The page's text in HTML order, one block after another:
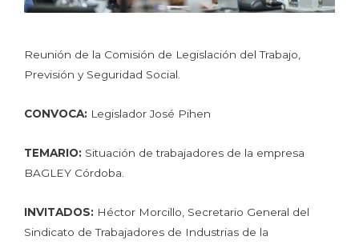
Reunión de la Comisión de Legislación del Trabajo,
Previsión y Seguridad Social.
CONVOCA: Legislador José Pihen
TEMARIO: Situación de trabajadores de la empresa
BAGLEY Córdoba.
INVITADOS: Héctor Morcillo, Secretario General del
Sindicato de Trabajadores de Industrias de la